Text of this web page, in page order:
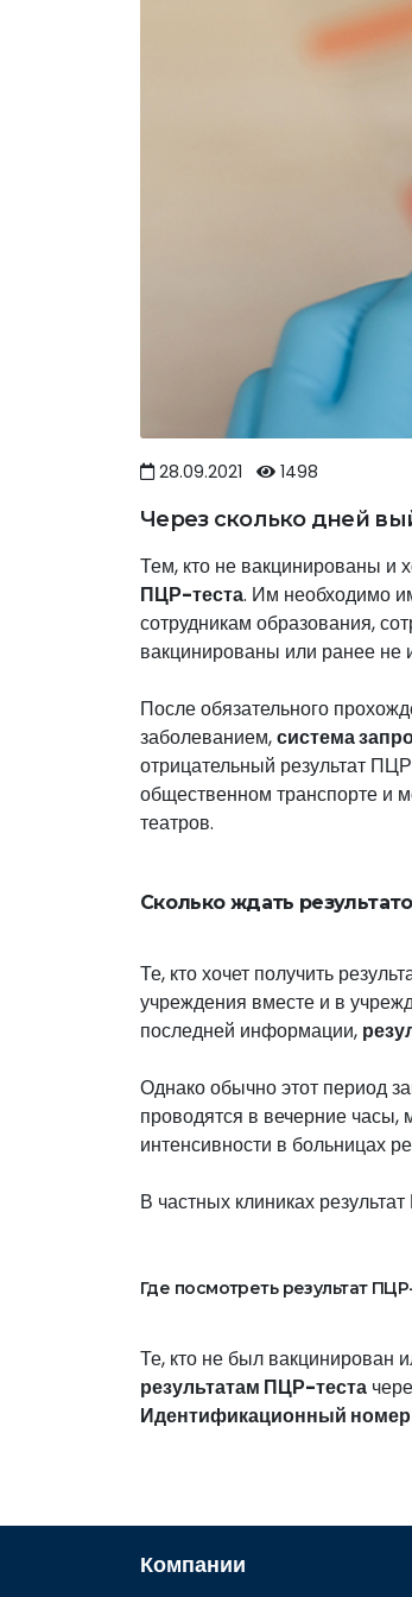
28.09.2021 1498
Через сколько дней
Тем, кто не вакцинированы и
ПЦР-теста. Им необходимо
сотрудникам образования,
вакцинированы или ранее не
После обязательного
заболеванием,система
отрицательный результат
общественном транспорте и
театров.
Сколько ждать
Те, кто хочет получить
учреждения вместе и в
последней информации,
Однако обычно этот период
проводятся в вечерние часы,
интенсивности в больницах
В частных клиниках
Где посмотреть результат
Те, кто не был вакцинирован
результатам ПЦР-теста
Идентификационный
Компании